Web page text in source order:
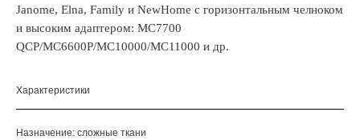
Janome, Elna, Family и NewHome с горизонтальным челноком
и высоким адаптером: MC7700
QCP/MC6600P/MC10000/MC11000 и др.
Характеристики
Назначение: сложные ткани